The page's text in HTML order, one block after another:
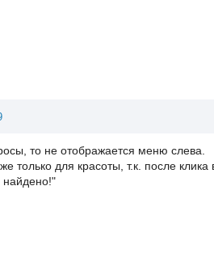
то не отображается меню слева.
только для красоты, т.к. после
найдено!"